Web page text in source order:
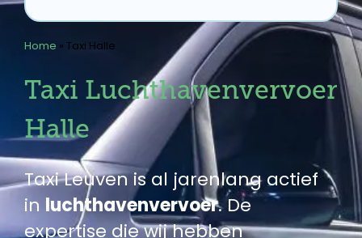
Home » Taxi Halle
Taxi Luchthavenvervoer
Halle
Taxi Leuven is al jarenlang actief
in luchthavenvervoer. De
expertise die wij hebben